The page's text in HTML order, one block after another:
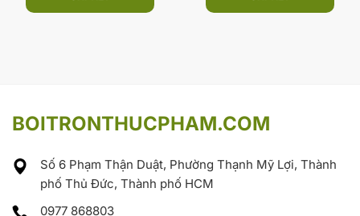
BOITRONTHUCPHAM.COM
Số 6 Phạm Thận Duật, Phường Thạnh Mỹ Lợi, Thành
phố Thủ Đức, Thành phố HCM
0977 868803